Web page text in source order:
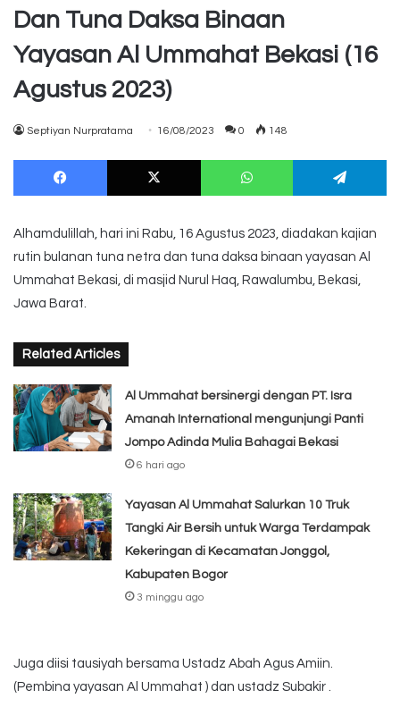
Dan Tuna Daksa Binaan
Yayasan Al Ummahat Bekasi (16
Agustus 2023)
Septiyan Nurpratama 16/08/2023 0 148
Facebook X WhatsApp
Alhamdulillah, hari ini Rabu, 16 Agustus 2023, diadakan kajian
rutin bulanan tuna netra dan tuna daksa binaan yayasan Al
Ummahat Bekasi, di masjid Nurul Haq, Rawalumbu, Bekasi,
Jawa Barat.
Related Articles
Al Ummahat bersinergi dengan PT. Isra
Amanah International mengunjungi Panti
Jompo Adinda Mulia Bahagai Bekasi
6 hari ago
Yayasan Al Ummahat Salurkan 10 Truk
Tangki Air Bersih untuk Warga Terdampak
Kekeringan di Kecamatan Jonggol,
Kabupaten Bogor
3 minggu ago
Juga diisi tausiyah bersama Ustadz Abah Agus Amiin.
(Pembina yayasan Al Ummahat ) dan ustadz Subakir .